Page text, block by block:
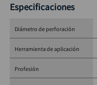
Especificaciones
Diámetro de perforación
Herramienta de aplicación
Profesión